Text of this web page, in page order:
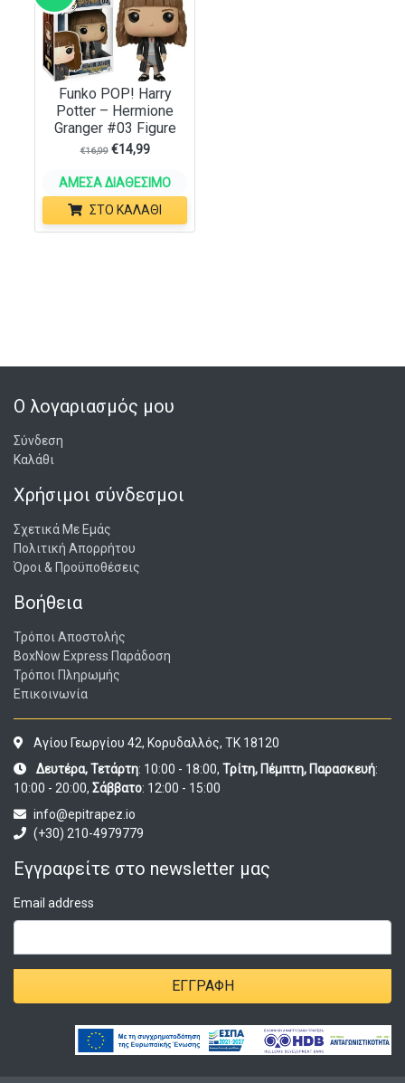
Funko POP! Harry
Potter – Hermione
Granger #03 Figure
€16,99 €14,99
ΆΜΕΣΑ ΔΙΑΘΈΣΙΜΟ
ΣΤΟ ΚΑΛΆΘΙ
Ο λογαριασμός μου
Σύνδεση
Καλάθι
Χρήσιμοι σύνδεσμοι
Σχετικά Με Εμάς
Πολιτική Απορρήτου
Όροι & Προϋποθέσεις
Βοήθεια
Τρόποι Αποστολής
BoxNow Express Παράδοση
Τρόποι Πληρωμής
Επικοινωνία
Αγίου Γεωργίου 42, Κορυδαλλός, ΤΚ 18120
Δευτέρα, Τετάρτη: 10:00 - 18:00, Τρίτη, Πέμπτη, Παρασκευή:
10:00 - 20:00, Σάββατο: 12:00 - 15:00
info@epitrapez.io
(+30) 210-4979779
Εγγραφείτε στο newsletter μας
Email address
ΕΓΓΡΑΦΉ